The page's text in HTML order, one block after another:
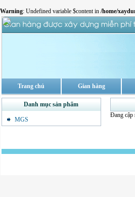
Warning: Undefined variable $content in /home/
Trang chủ Gian hàng
Danh mục sản phẩm
MGS
Đang cập